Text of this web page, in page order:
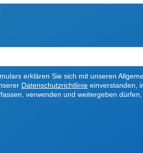
erklären Sie sich mit unseren
Datenschutzrichtlinie einverstanden,
verwenden und weitergeben